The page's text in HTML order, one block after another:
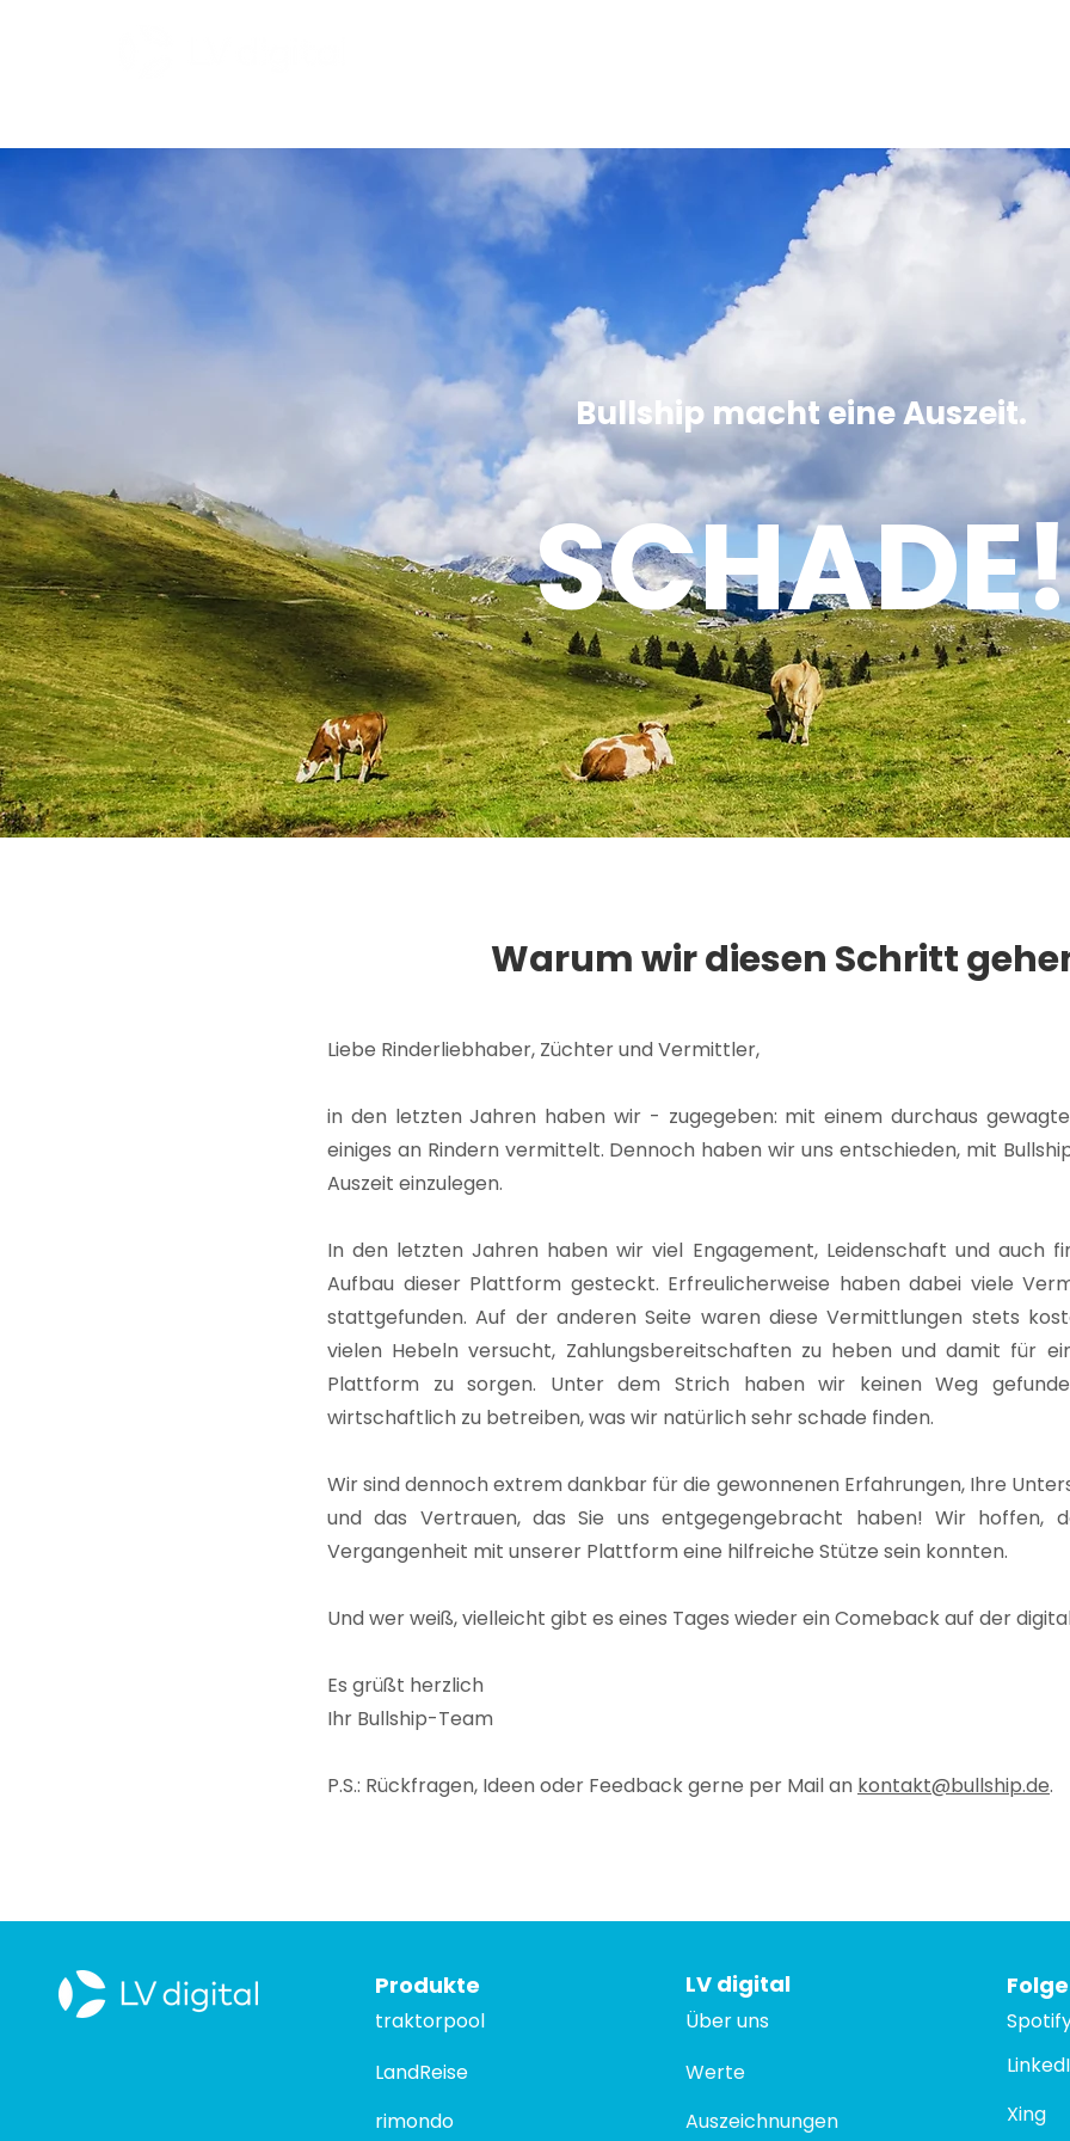
Bullship macht eine Auszeit.
SCHADE!
Warum wir diesen Schritt
Liebe Rinderliebhaber, Züchter und Vermittler,
in den letzten Jahren haben wir - zugegeben: mit einem durchaus
einiges an Rindern vermittelt. Dennoch haben wir uns entschieden, mit
Auszeit einzulegen.
In den letzten Jahren haben wir viel Engagement, Leidenschaft und auch
Aufbau dieser Plattform gesteckt. Erfreulicherweise haben dabei viele
stattgefunden. Auf der anderen Seite waren diese Vermittlungen stets
vielen Hebeln versucht, Zahlungsbereitschaften zu heben und damit für
Plattform zu sorgen. Unter dem Strich haben wir keinen Weg
wirtschaftlich zu betreiben, was wir natürlich sehr schade finden.
Wir sind dennoch extrem dankbar für die gewonnenen Erfahrungen, Ihre
und das Vertrauen, das Sie uns entgegengebracht haben! Wir hoffen,
Vergangenheit mit unserer Plattform eine hilfreiche Stütze sein konnten.
Und wer weiß, vielleicht gibt es eines Tages wieder ein Comeback auf der
Es grüßt herzlich
Ihr Bullship-Team
P.S.: Rückfragen, Ideen oder Feedback gerne per Mail an kontakt@bullship.de.
Produkte
traktorpool
LandReise
rimondo
LV digital
Über uns
Werte
Auszeichnungen
Xing